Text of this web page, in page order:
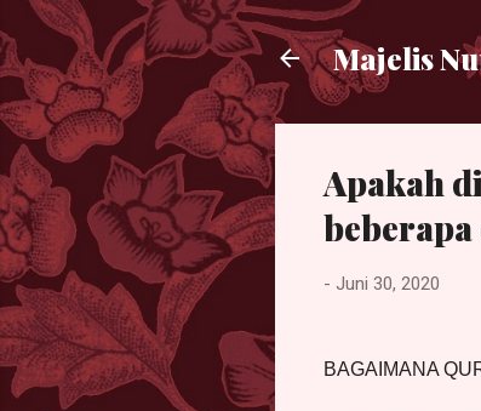
Majelis
Apakah
- Juni 30, 2020
BAGAIMANA